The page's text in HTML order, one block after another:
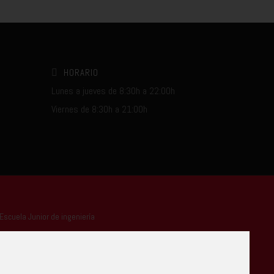
HORARIO
Lunes a jueves de 8:30h a 22:00h
Viernes de 8:30h a 21:00h